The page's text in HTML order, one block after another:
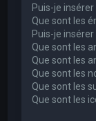
Puis-je insérer
Que sont les
Puis-je
Que sont les
Que sont les
Que sont les
Que sont les
Que sont les